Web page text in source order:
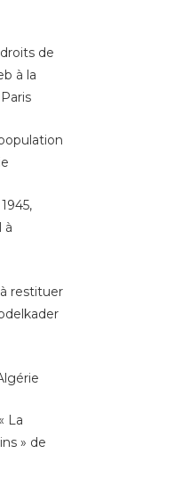
de
à la
à
à restituer
La
» de